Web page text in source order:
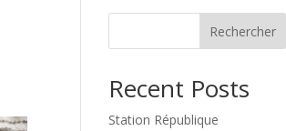
Rechercher
Recent Posts
Station République